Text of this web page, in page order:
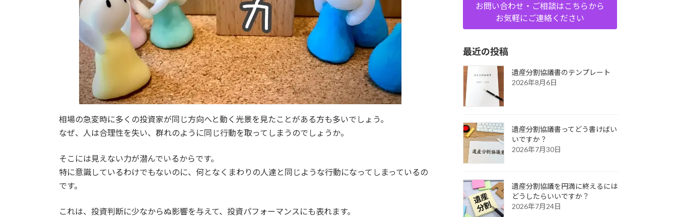
相場の急変時に多くの投資家が同じ方向へと動く光景を見たことがある方も多いでしょう。
なぜ、人は合理性を失い、群れのように同じ行動を取ってしまうのでしょうか。
そこには見えない力が潜んでいるからです。
特に意識しているわけでもないのに、何となくまわりの人達と同じような行動になってしまっているの
です。
これは、投資判断に少なからぬ影響を与えて、投資パフォーマンスにも表れます。
お問い合わせ・ご相談はこちらから
お気軽にご連絡ください
最近の投稿
遺産分割協議書のテンプレート
2026年8月6日
遺産分割協議書ってどう書けばい
いですか？
2026年7月30日
遺産分割協議を円満に終えるには
どうしたらいいですか？
2026年7月24日